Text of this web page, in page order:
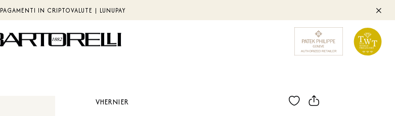
PAGAMENTI IN CRIPTOVALUTE | LUNUPAY
VHERNIER